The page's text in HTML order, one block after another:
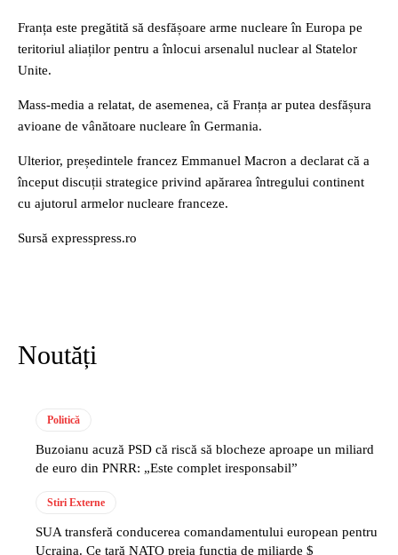
Franța este pregătită să desfășoare arme nucleare în Europa pe
teritoriul aliaților pentru a înlocui arsenalul nuclear al Statelor
Unite.
Mass-media a relatat, de asemenea, că Franța ar putea desfășura
avioane de vânătoare nucleare în Germania.
Ulterior, președintele francez Emmanuel Macron a declarat că a
început discuții strategice privind apărarea întregului continent
cu ajutorul armelor nucleare franceze.
Sursă expresspress.ro
Noutăți
Politică
Buzoianu acuză PSD că riscă să blocheze aproape un miliard
de euro din PNRR: „Este complet iresponsabil”
Stiri Externe
SUA transferă conducerea comandamentului european pentru
Ucraina. Ce țară NATO preia funcția de miliarde $